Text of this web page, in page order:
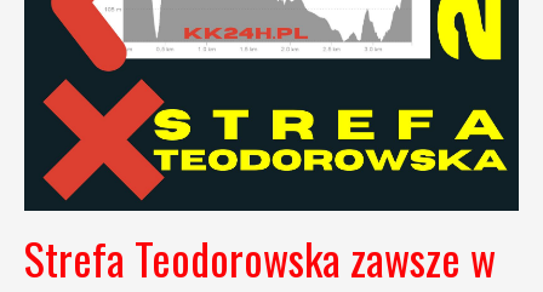
Strefa Teodorowska zawsze w